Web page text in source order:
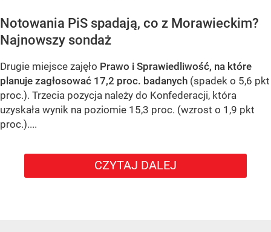
Notowania PiS spadają, co z Morawieckim?
Najnowszy sondaż
Drugie miejsce zajęło Prawo i Sprawiedliwość, na które
planuje zagłosować 17,2 proc. badanych (spadek o 5,6 pkt
proc.). Trzecia pozycja należy do Konfederacji, która
uzyskała wynik na poziomie 15,3 proc. (wzrost o 1,9 pkt
proc.)....
CZYTAJ DALEJ